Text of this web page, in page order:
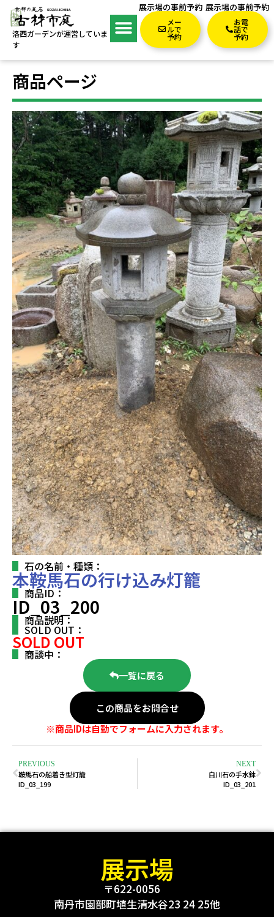
洛西ガーデンが運営していま
す
展示場の事前予約
メー
ルで
予約
展示場の事前予約
お電
話で
予約
商品ページ
石の名前・種類：
本鞍馬石の行け込み灯籠
商品ID：
ID_03_200
商品説明：
SOLD OUT：
SOLD OUT
商談中：
一覧に戻る
この商品をお問合せ
※商品IDは自動でフォームに入力されます。
PREVIOUS
鞍馬石の船着き型灯籠
ID_03_199
NEXT
白川石の手水鉢
ID_03_201
展示場
〒622-0056
南丹市園部町埴生清水谷23 24 25他